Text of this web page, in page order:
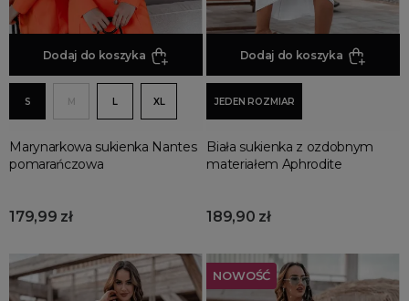
Dodaj do koszyka
S M L XL
Marynarkowa sukienka Nantes
pomarańczowa
179,99 zł
Dodaj do koszyka
JEDEN ROZMIAR
Biała sukienka z ozdobnym
materiałem Aphrodite
189,90 zł
NOWOŚĆ